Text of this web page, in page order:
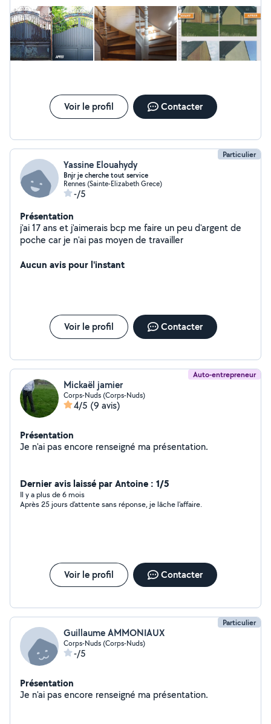
Voir le profil Contacter
Particulier
Yassine Elouahydy
Bnjr je cherche tout service
Rennes (Sainte-Elizabeth Grece)
-/5
Présentation
j'ai 17 ans et j'aimerais bcp me faire un peu d'argent de
poche car je n'ai pas moyen de travailler
Aucun avis pour l'instant
Voir le profil Contacter
Auto-entrepreneur
Mickaël jamier
Corps-Nuds (Corps-Nuds)
4/5 (9 avis)
Présentation
Je n'ai pas encore renseigné ma présentation.
Dernier avis laissé par Antoine : 1/5
Il y a plus de 6 mois
Après 25 jours d’attente sans réponse, je lâche l’affaire.
Voir le profil Contacter
Particulier
Guillaume AMMONIAUX
Corps-Nuds (Corps-Nuds)
-/5
Présentation
Je n'ai pas encore renseigné ma présentation.